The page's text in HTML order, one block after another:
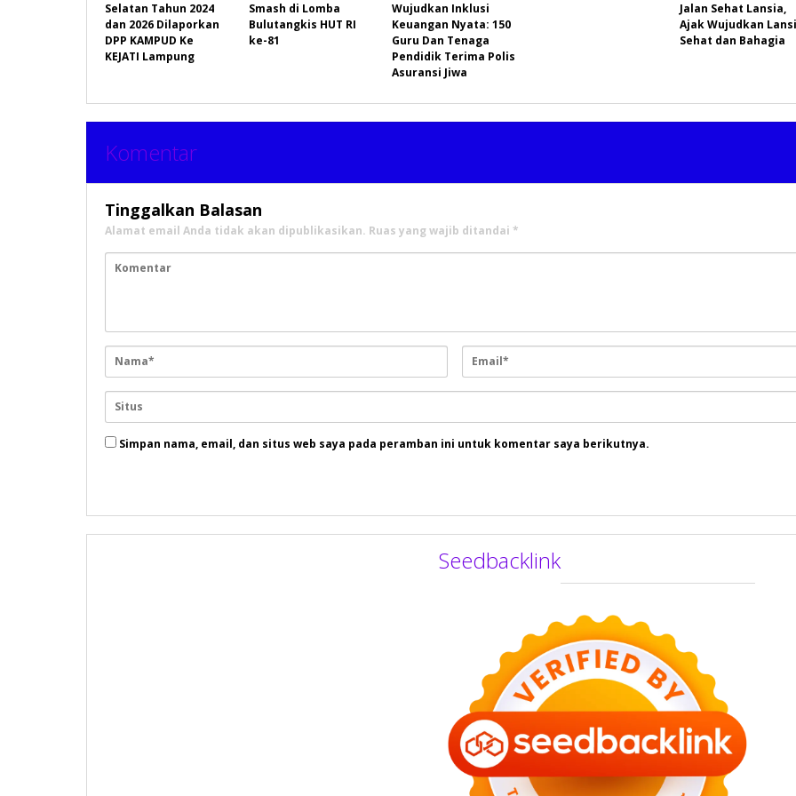
Selatan Tahun 2024
dan 2026 Dilaporkan
DPP KAMPUD Ke
KEJATI Lampung
Smash di Lomba
Bulutangkis HUT RI
ke-81
Wujudkan Inklusi
Keuangan Nyata: 150
Guru Dan Tenaga
Pendidik Terima Polis
Asuransi Jiwa
Jalan Sehat Lansia,
Ajak Wujudkan
Sehat dan Bahagia
Komentar
Tinggalkan Balasan
Alamat email Anda tidak akan dipublikasikan. Ruas yang wajib ditandai *
Simpan nama, email, dan situs web saya pada peramban ini untuk komentar saya berikutnya.
Seedbacklink